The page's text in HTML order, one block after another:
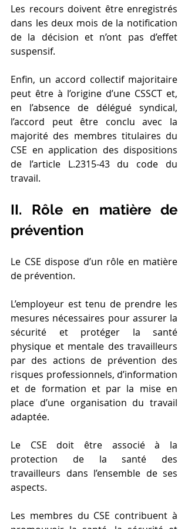
Les recours doivent être enregistrés
dans les deux mois de la notification
de la décision et n’ont pas d’effet
suspensif.
Enfin, un accord collectif majoritaire
peut être à l’origine d’une CSSCT et,
en l’absence de délégué syndical,
l’accord peut être conclu avec la
majorité des membres titulaires du
CSE en application des dispositions
de l’article L.2315-43 du code du
travail.
II. Rôle en matière de
prévention
Le CSE dispose d’un rôle en matière
de prévention.
L’employeur est tenu de prendre les
mesures nécessaires pour assurer la
sécurité et protéger la santé
physique et mentale des travailleurs
par des actions de prévention des
risques professionnels, d’information
et de formation et par la mise en
place d’une organisation du travail
adaptée.
Le CSE doit être associé à la
protection de la santé des
travailleurs dans l’ensemble de ses
aspects.
Les membres du CSE contribuent à